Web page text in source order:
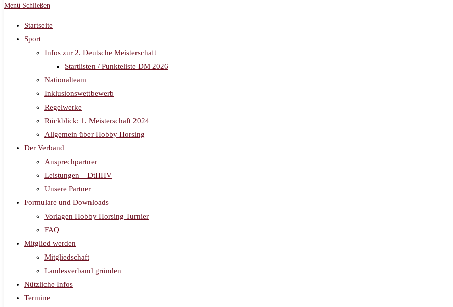
Menü Schließen
Startseite
Sport
Infos zur 2. Deutsche Meisterschaft
Startlisten / Punkteliste DM 2026
Nationalteam
Inklusionswettbewerb
Regelwerke
Rückblick: 1. Meisterschaft 2024
Allgemein über Hobby Horsing
Der Verband
Ansprechpartner
Leistungen – DtHHV
Unsere Partner
Formulare und Downloads
Vorlagen Hobby Horsing Turnier
FAQ
Mitglied werden
Mitgliedschaft
Landesverband gründen
Nützliche Infos
Termine